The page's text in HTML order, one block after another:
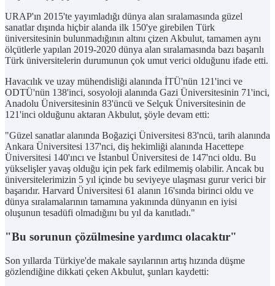
URAP'ın 2015'te yayımladığı dünya alan sıralamasında güzel
sanatlar dışında hiçbir alanda ilk 150'ye girebilen Türk
üniversitesinin bulunmadığının altını çizen Akbulut, tamamen aynı
ölçütlerle yapılan 2019-2020 dünya alan sıralamasında bazı başarılı
Türk üniversitelerin durumunun çok umut verici olduğunu ifade etti.
Havacılık ve uzay mühendisliği alanında İTÜ'nün 121'inci ve
ODTÜ'nün 138'inci, sosyoloji alanında Gazi Üniversitesinin 71'inci,
Anadolu Üniversitesinin 83'üncü ve Selçuk Üniversitesinin de
121'inci olduğunu aktaran Akbulut, şöyle devam etti:
"Güzel sanatlar alanında Boğaziçi Üniversitesi 83'ncü, tarih alanında
Ankara Üniversitesi 137'nci, diş hekimliği alanında Hacettepe
Üniversitesi 140'ıncı ve İstanbul Üniversitesi de 147'nci oldu. Bu
yükselişler yavaş olduğu için pek fark edilmemiş olabilir. Ancak bu
üniversitelerimizin 5 yıl içinde bu seviyeye ulaşması gurur verici bir
başarıdır. Harvard Üniversitesi 61 alanın 16'sında birinci oldu ve
dünya sıralamalarının tamamına yakınında dünyanın en iyisi
oluşunun tesadüfi olmadığını bu yıl da kanıtladı."
"Bu sorunun çözülmesine yardımcı olacaktır"
Son yıllarda Türkiye'de makale sayılarının artış hızında düşme
gözlendiğine dikkati çeken Akbulut, şunları kaydetti: